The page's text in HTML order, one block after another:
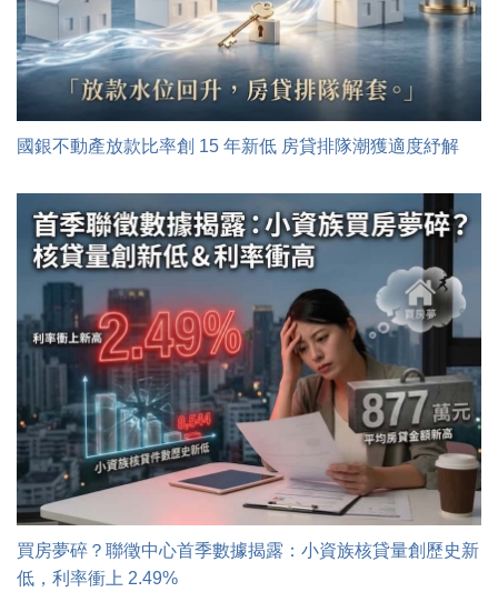
國銀不動產放款比率創 15 年新低 房貸排隊潮獲適度紓解
買房夢碎？聯徵中心首季數據揭露：小資族核貸量創歷史新
低，利率衝上 2.49%